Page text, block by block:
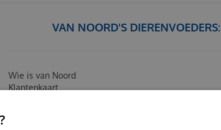
VAN NOORD'S DIERENVOEDERS:
Wie is van Noord
Klantenkaart